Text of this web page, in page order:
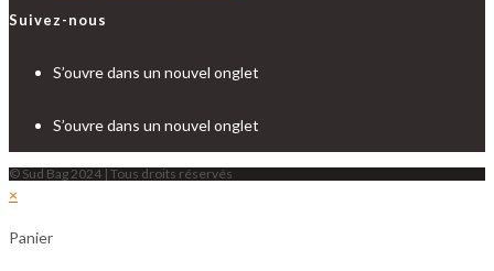
Suivez-nous
S’ouvre dans un nouvel onglet
S’ouvre dans un nouvel onglet
© Sud Bag 2024 | Tous droits réservés
×
Panier